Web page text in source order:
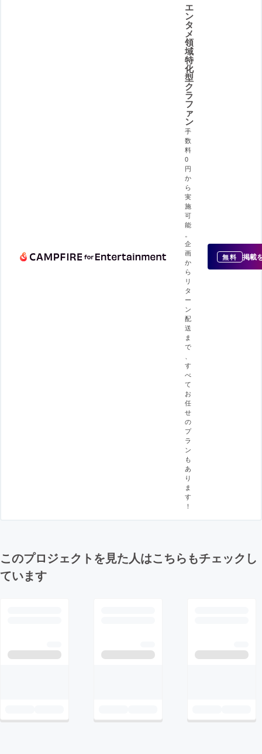
エ
ン
タ
メ
領
域
特
化
型
ク
ラ
フ
ァ
ン
手
数
料
0
円
か
ら
実
施
可
能
企
画
か
ら
リ
タ
ー
ン
配
送
ま
で
す
べ
て
お
任
せ
の
プ
ラ
ン
も
あ
り
ま
す
！
無料 掲載
このプロジェクトを見た人はこちらもチェックし
ています